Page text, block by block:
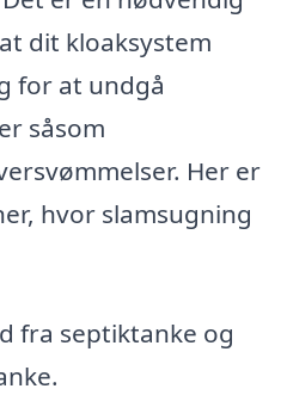
dit kloaksystem
for at undgå
såsom
Her er
hvor slamsugning
fra septiktanke og